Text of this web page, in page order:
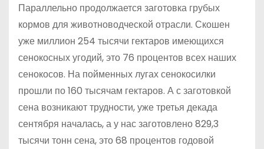
Параллельно продолжается заготовка грубых
кормов для животноводческой отрасли. Скошен
уже миллион 254 тысячи гектаров имеющихся
сенокосных угодий, это 76 процентов всех наших
сенокосов. На пойменных лугах сенокосилки
прошли по 160 тысячам гектаров. А с заготовкой
сена возникают трудности, уже третья декада
сентября началась, а у нас заготовлено 829,3
тысячи тонн сена, это 68 процентов годовой